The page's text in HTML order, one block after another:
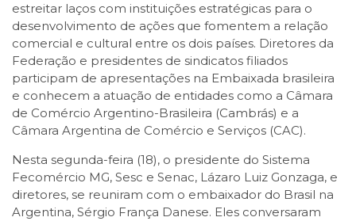
estreitar laços com instituições estratégicas para o
desenvolvimento de ações que fomentem a relação
comercial e cultural entre os dois países. Diretores da
Federação e presidentes de sindicatos filiados
participam de apresentações na Embaixada brasileira
e conhecem a atuação de entidades como a Câmara
de Comércio Argentino-Brasileira (Cambrás) e a
Câmara Argentina de Comércio e Serviços (CAC).
Nesta segunda-feira (18), o presidente do Sistema
Fecomércio MG, Sesc e Senac, Lázaro Luiz Gonzaga, e
diretores, se reuniram com o embaixador do Brasil na
Argentina, Sérgio França Danese. Eles conversaram